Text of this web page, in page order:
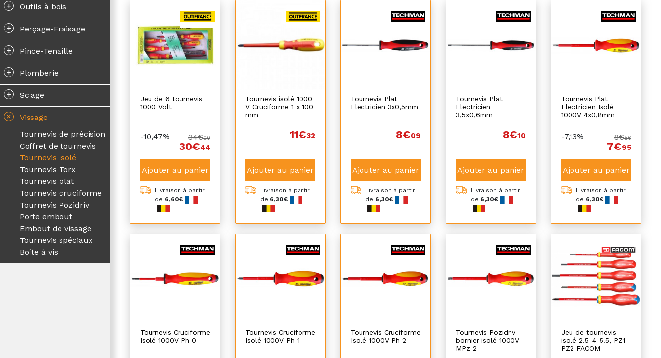
+ Outils à bois
+ Perçage-Fraisage
+ Pince-Tenaille
+ Plomberie
+ Sciage
+
Vissage
Tournevis de précision
Coffret de tournevis
Tournevis isolé
Tournevis Torx
Tournevis plat
Tournevis cruciforme
Tournevis Pozidriv
Porte embout
Embout de vissage
Tournevis spéciaux
Boîte à vis
Jeu de 6 tournevis
1000 Volt
-10,47% 34€00
30€44
Ajouter au panier
Livraison à partir
de 6,60€
Tournevis isolé 1000
V Cruciforme 1 x 100
mm
11€32
Ajouter au panier
Livraison à partir
de 6,30€
Tournevis Plat
Electricien 3x0,5mm
8€09
Ajouter au panier
Livraison à partir
de 6,30€
Tournevis Plat
Electricien
3,5x0,6mm
8€10
Ajouter au panier
Livraison à partir
de 6,30€
Tournevis Plat
Electricien Isolé
1000V 4x0,8mm
-7,13% 8€56
7€95
Ajouter au panier
Livraison à partir
de 6,30€
Tournevis Cruciforme
Isolé 1000V Ph 0
Tournevis Cruciforme
Isolé 1000V Ph 1
Tournevis Cruciforme
Isolé 1000V Ph 2
Tournevis Pozidriv
bornier isolé 1000V
MPz 2
Jeu de tournevis
isolé 2.5-4-5.5, PZ1-
PZ2 FACOM